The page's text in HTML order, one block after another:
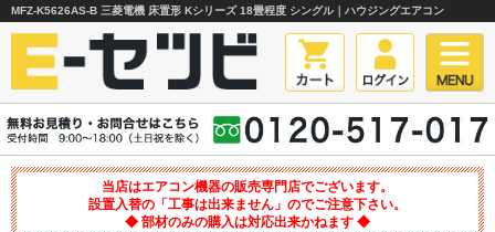
MFZ-K5626AS-B 三菱電機 床置形 Kシリーズ 18畳程度 シングル｜ハウジングエアコン
当店はエアコン機器の販売専門店でございます。
設置入替の「工事は出来ません」のでご注意下さい。
◆ 部材のみの購入は対応出来かねます ◆